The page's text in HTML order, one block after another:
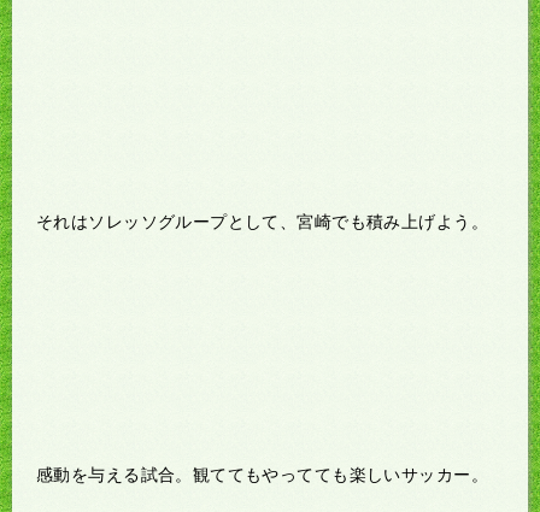
それはソレッソグループとして、宮崎でも積み上げよう。
感動を与える試合。観ててもやってても楽しいサッカー。